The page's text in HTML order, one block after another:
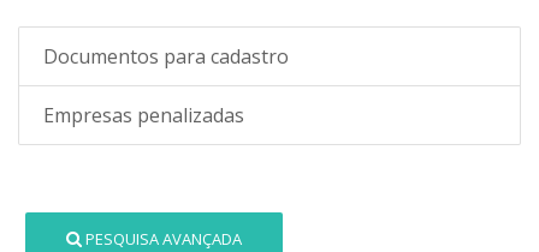
Documentos para cadastro
Empresas penalizadas
PESQUISA AVANÇADA